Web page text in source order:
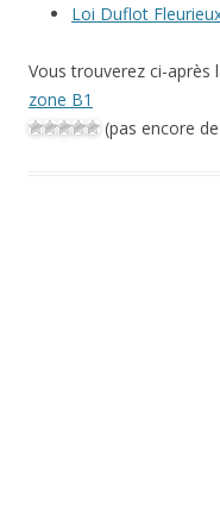
Loi Duflot
Vous trouverez ci-après
zone B1
(pas encore